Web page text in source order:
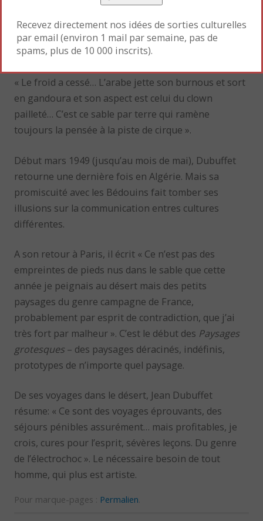
couleur prêtés par l’instituteur local.
« Le froid a cessé… L’arabe jette son burnous et sort
en gandoura et son aspect est celui du clown
pailleté… C’est ce sable par terre qui ramène
toujours la pensée à la piste de cirque ».
Début mars 1949 (jusqu’au mois de mai), Dubuffet
retourne une dernière fois en Algérie. Mais sa
promiscuité avec les Bédouins fait tomber ses
illusions sur la communication entres cultures
différentes.
A son retour à Paris, il écrit « Ce n’est pas des
empreintes de pieds nus dans le sable que cette
année je peignais au désert mais des petits
paysages du genre campagne de France,
probablement par esprit de contradiction, que j’ai
très fort par malheur ». C’est le début des Paysages
grotesques – des paysages déracinés, indéfinis,
prototypes de n’importe quel paysage.
De ses voyages dans le désert, Jean Dubuffet
résume: « Ce sont des voyages éprouvants, des
séjours pénibles assurément… mais profitables, je
crois, cures pour l’esprit, sévères leçons. Du genre
de l’électrochoc ». Le nécessaire besoin de tout
homme, qui plus est artiste.
Pour marque-pages : Permalien.
Recevez directement nos idées de sorties culturelles
par email (environ 1 mail par semaine, pas de
spams, plus de 10 000 inscrits).